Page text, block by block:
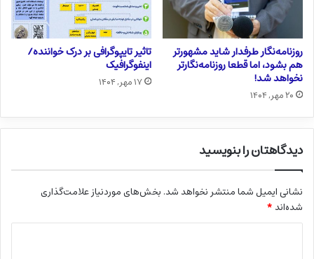
روزنامه‌نگار طرفدار شاید مشهورتر
هم بشود، اما قطعا روزنامه‌نگارتر
نخواهد شد!
۲۰ مهر, ۱۴۰۴
تاثیر تایپوگرافی بر درک خواننده/
اینفوگرافیک
۱۷ مهر, ۱۴۰۴
دیدگاهتان را بنویسید
نشانی ایمیل شما منتشر نخواهد شد. بخش‌های موردنیاز علامت‌گذاری
شده‌اند*